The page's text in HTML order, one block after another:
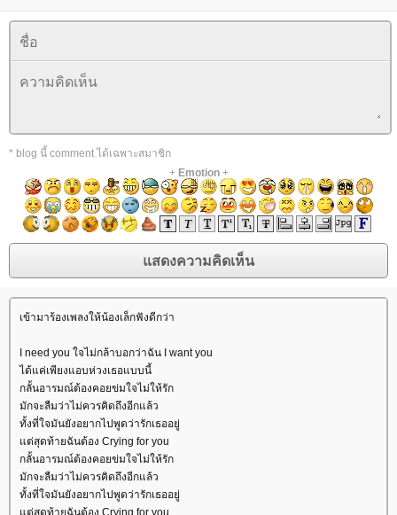
* blog นี้ comment ได้เฉพาะสมาชิก
+ Emotion+
เข้ามาร้องเพลงให้น้องเล็กฟังดีกว่า
I need you ใจไม่กล้าบอกว่าฉัน I want you
ได้แค่เพียงแอบห่วงเธอแบบนี้
กลั้นอารมณ์ต้องคอยข่มใจไม่ให้รัก
มักจะลืมว่าไม่ควรคิดถึงอีกแล้ว
ทั้งที่ใจมันยังอยากไปพูดว่ารักเธออยู่
ต่สุดท้ายฉันต้อง Crying for you
กลั้นอารมณ์ต้องคอยข่มใจไม่ให้รัก
มักจะลืมว่าไม่ควรคิดถึงอีกแล้ว
ทั้งที่ใจมันยังอยากไปพูดว่ารักเธออยู่
ต่สุดท้ายฉันต้อง Crying for you